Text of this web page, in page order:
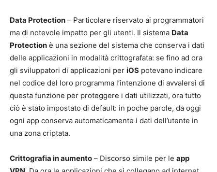
Data Protection – Particolare riservato ai programmatori
ma di notevole impatto per gli utenti. Il sistema Data
Protection è una sezione del sistema che conserva i dati
delle applicazioni in modalità crittografata: se fino ad ora
gli sviluppatori di applicazioni per iOS potevano indicare
nel codice del loro programma l’intenzione di avvalersi di
questa funzione per proteggere i dati utilizzati, ora tutto
ciò è stato impostato di default: in poche parole, da oggi
ogni app conserva automaticamente i dati dell’utente in
una zona criptata.
Crittografia in aumento – Discorso simile per le app